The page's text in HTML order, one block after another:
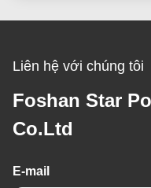
Liên hệ với chúng tôi
Foshan Star
Co.Ltd
E-mail